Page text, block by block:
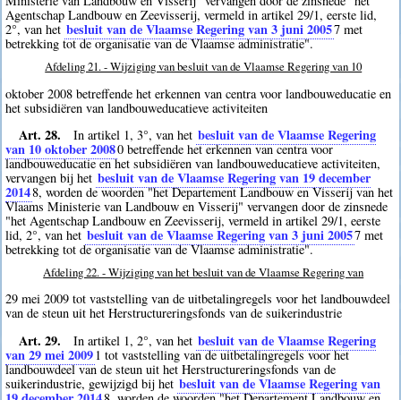
Agentschap Landbouw en Zeevisserij, vermeld in artikel 29/1, eerste lid,
2°, van het besluit van de Vlaamse Regering van 3 juni 20057 met
betrekking tot de organisatie van de Vlaamse administratie".
Afdeling 21. - Wijziging van besluit van de Vlaamse Regering van 10
oktober 2008 betreffende het erkennen van centra voor landbouweducatie en
het subsidiëren van landbouweducatieve activiteiten
Art. 28. In artikel 1, 3°, van het besluit van de Vlaamse Regering
van 10 oktober 20080 betreffende het erkennen van centra voor
landbouweducatie en het subsidiëren van landbouweducatieve activiteiten,
vervangen bij het besluit van de Vlaamse Regering van 19 december
20148, worden de woorden "het Departement Landbouw en Visserij van het
Vlaams Ministerie van Landbouw en Visserij" vervangen door de zinsnede
"het Agentschap Landbouw en Zeevisserij, vermeld in artikel 29/1, eerste
lid, 2°, van het besluit van de Vlaamse Regering van 3 juni 20057 met
betrekking tot de organisatie van de Vlaamse administratie".
Afdeling 22. - Wijziging van het besluit van de Vlaamse Regering van
29 mei 2009 tot vaststelling van de uitbetalingregels voor het landbouwdeel
van de steun uit het Herstructureringsfonds van de suikerindustrie
Art. 29. In artikel 1, 2°, van het besluit van de Vlaamse Regering
van 29 mei 2009 1 tot vaststelling van de uitbetalingregels voor het
landbouwdeel van de steun uit het Herstructureringsfonds van de
suikerindustrie, gewijzigd bij het besluit van de Vlaamse Regering van